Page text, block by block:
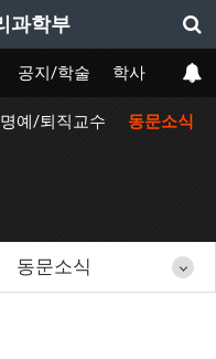
과학부
공지/학술 학사
명예/퇴직교수 동문소식
동문소식